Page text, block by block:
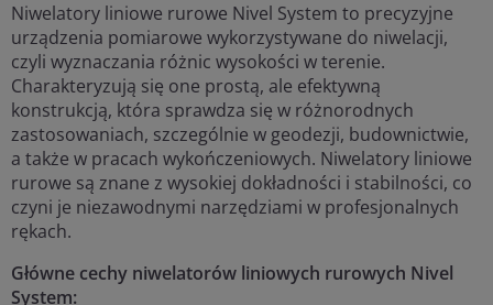
Niwelatory liniowe rurowe Nivel System to precyzyjne
urządzenia pomiarowe wykorzystywane do niwelacji,
czyli wyznaczania różnic wysokości w terenie.
Charakteryzują się one prostą, ale efektywną
konstrukcją, która sprawdza się w różnorodnych
zastosowaniach, szczególnie w geodezji, budownictwie,
a także w pracach wykończeniowych. Niwelatory liniowe
rurowe są znane z wysokiej dokładności i stabilności, co
czyni je niezawodnymi narzędziami w profesjonalnych
rękach.
Główne cechy niwelatorów liniowych rurowych Nivel
System: